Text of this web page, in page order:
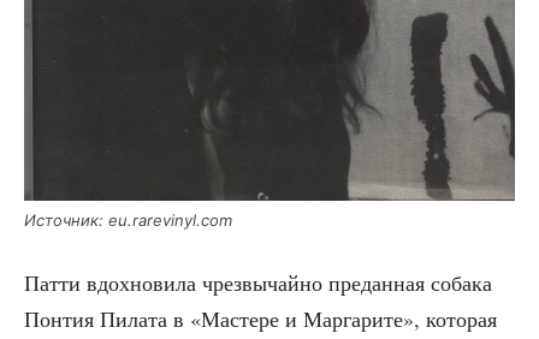
Источ­ник: eu.rarevinyl.com
Пат­ти вдох­но­ви­ла чрез­вы­чай­но пре­дан­ная соба­ка
Пон­тия Пила­та в «Масте­ре и Мар­га­ри­те», кото­рая